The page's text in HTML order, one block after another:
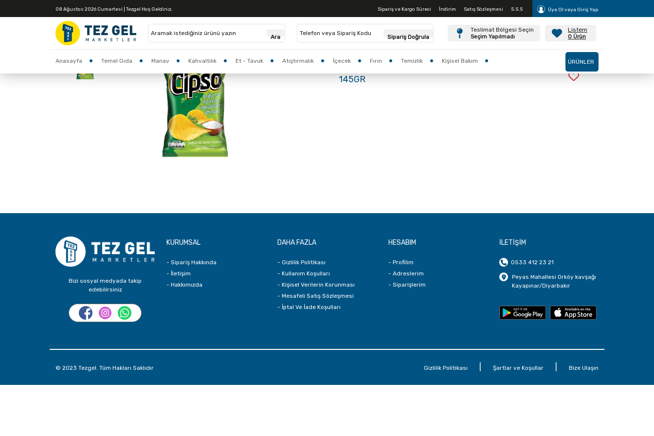
08 Ağustos 2026 Cumartesi | Tezgel Hoş Geldiniz. S.S.S
Satış Sözleşmesi
İndirim
Sipariş ve Kargo Süreci Üye Ol veya Giriş Yap
Ara Sipariş Doğrula
Teslimat Bölgesi Seçin
Seçim Yapılmadı
Değiştir
Listem
0 Ürün
Anasayfa Temel Gıda Manav Kahvaltılık Et - Tavuk Atıştırmalık İçecek Fırın Temizlik Kişisel Bakım
İndirimler
ÜRÜNLER
145GR
Bizi sosyal medyada takip
edebilirsiniz
KURUMSAL
- Sipariş Hakkında
- İletişim
- Hakkımızda
DAHA FAZLA
- Gizlilik Politikası
- Kullanım Koşulları
- Kişisel Verilerin Korunması
- Mesafeli Satış Sözleşmesi
- İptal Ve İade Koşulları
HESABIM
- Profilim
- Adreslerim
- Siparişlerim
İLETİŞİM
0533 412 23 21
Peyas Mahallesi Orköy kavşağı
Kayapınar/Diyarbakır
© 2023 Tezgel. Tüm Hakları Saklıdır Gizlilik Politikası Şartlar ve Koşullar Bize Ulaşın